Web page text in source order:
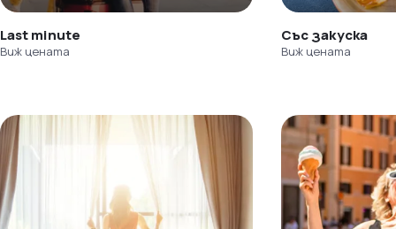
Last minute
Виж цената
Със закуска
Виж цената